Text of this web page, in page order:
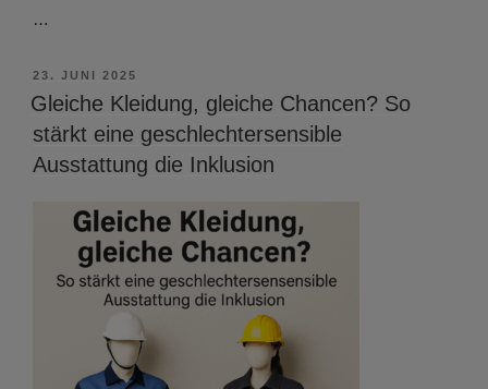
…
VERÖFFENTLICHT
AM
23. JUNI 2025
Gleiche Kleidung, gleiche Chancen? So
stärkt eine geschlechtersensible
Ausstattung die Inklusion